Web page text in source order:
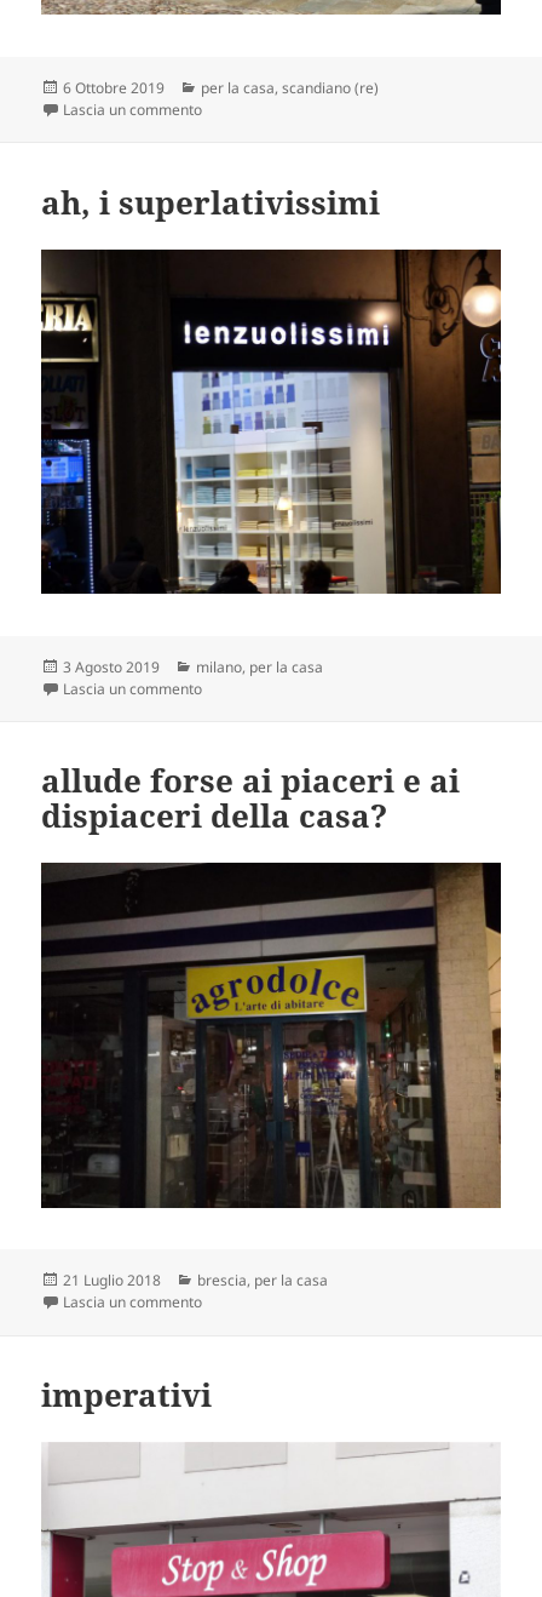
Scritto
il
6 Ottobre 2019 Categorie
per la casa,scandiano (re)
Lascia un commentosu molto chiaro
ah, i superlativissimi
Scritto
il
3 Agosto 2019 Categorie
milano, per la casa
Lascia un commentosu ah, i superlativissimi
allude forse ai piaceri e ai
dispiaceri della casa?
Scritto
il
21 Luglio 2018 Categorie
brescia, per la casa
Lascia un commentosu allude forse ai piaceri e ai dispiaceri della casa?
imperativi